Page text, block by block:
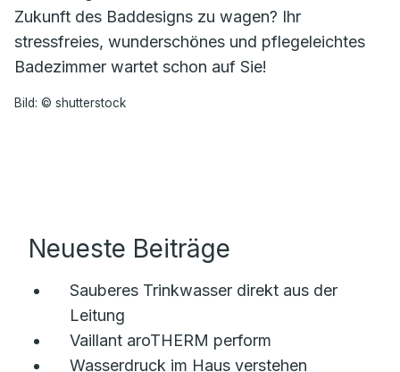
Zukunft des Baddesigns zu wagen? Ihr
stressfreies, wunderschönes und pflegeleichtes
Badezimmer wartet schon auf Sie!
Bild: © shutterstock
Neueste Beiträge
Sauberes Trinkwasser direkt aus der
Leitung
Vaillant aroTHERM perform
Wasserdruck im Haus verstehen